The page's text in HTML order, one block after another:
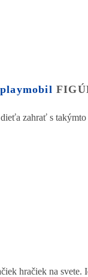
playmobil
zahrať s takýmto
hračiek na